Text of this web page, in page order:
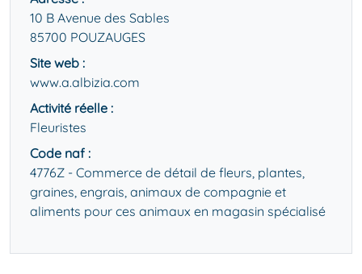
10 B Avenue des Sables
85700 POUZAUGES
Site web :
www.a.albizia.com
Activité réelle :
Fleuristes
Code naf :
4776Z - Commerce de détail de fleurs, plantes,
graines, engrais, animaux de compagnie et
aliments pour ces animaux en magasin spécialisé